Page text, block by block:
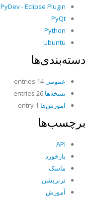
PyDev - Eclipse Plugin
PyQt
Python
Ubuntu
دسته‌بندی‌ها
عمومی14 entries
نسخه‌ها
آموزش‌ها
برچسب‌ها
API
بازخورد
ماسک
ترنزیشن
آموزش